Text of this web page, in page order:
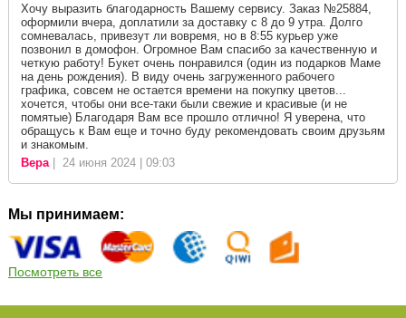
Хочу выразить благодарность Вашему сервису. Заказ №25884,
оформили вчера, доплатили за доставку с 8 до 9 утра. Долго
сомневалась, привезут ли вовремя, но в 8:55 курьер уже
позвонил в домофон. Огромное Вам спасибо за качественную и
четкую работу! Букет очень понравился (один из подарков Маме
на день рождения). В виду очень загруженного рабочего
графика, совсем не остается времени на покупку цветов...
хочется, чтобы они все-таки были свежие и красивые (и не
помятые) Благодаря Вам все прошло отлично! Я уверена, что
обращусь к Вам еще и точно буду рекомендовать своим друзьям
и знакомым.
Вера| 24 июня 2024 | 09:03
Мы принимаем:
Посмотреть все